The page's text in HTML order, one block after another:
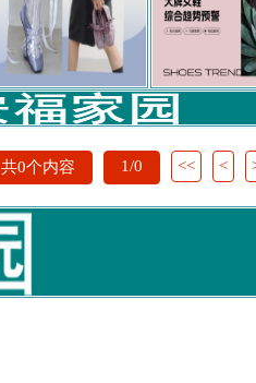
共0个内容 1/0 << <